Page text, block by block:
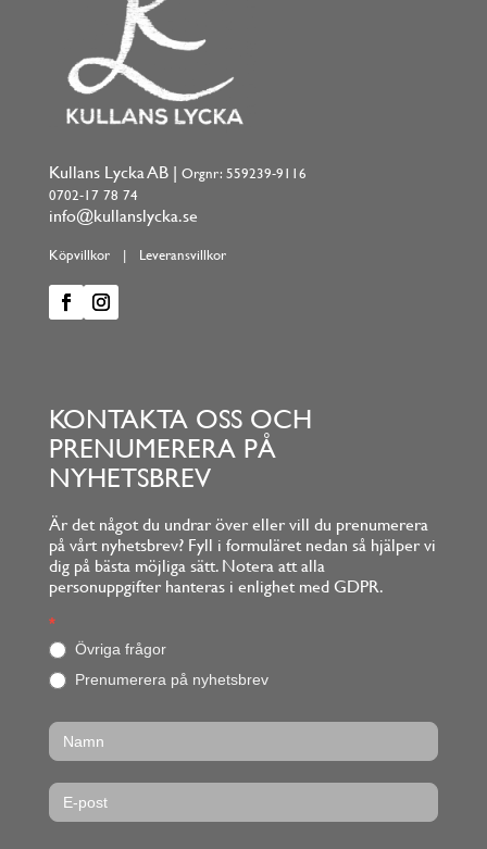
Kullans Lycka AB | Orgnr: 559239-9116
0702-17 78 74
info@kullanslycka.se
Köpvillkor| Leveransvillkor
KONTAKTA OSS OCH
PRENUMERERA PÅ
NYHETSBREV
Är det något du undrar över eller vill du prenumerera
på vårt nyhetsbrev? Fyll i formuläret nedan så hjälper vi
dig på bästa möjliga sätt. Notera att alla
personuppgifter hanteras i enlighet med GDPR.
Footerform
*
Övriga frågor
Prenumerera på nyhetsbrev
O
m
d
u
r
n